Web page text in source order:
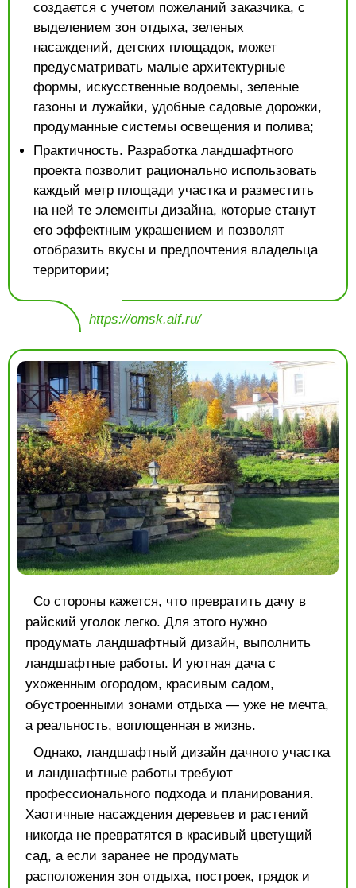
создается с учетом пожеланий заказчика, с
выделением зон отдыха, зеленых
насаждений, детских площадок, может
предусматривать малые архитектурные
формы, искусственные водоемы, зеленые
газоны и лужайки, удобные садовые дорожки,
продуманные системы освещения и полива;
Практичность. Разработка ландшафтного
проекта позволит рационально использовать
каждый метр площади участка и разместить
на ней те элементы дизайна, которые станут
его эффектным украшением и позволят
отобразить вкусы и предпочтения владельца
территории;
https://omsk.aif.ru/
Со стороны кажется, что превратить дачу в
райский уголок легко. Для этого нужно
продумать ландшафтный дизайн, выполнить
ландшафтные работы. И уютная дача с
ухоженным огородом, красивым садом,
обустроенными зонами отдыха — уже не мечта,
а реальность, воплощенная в жизнь.
Однако, ландшафтный дизайн дачного участка
и ландшафтные работы требуют
профессионального подхода и планирования.
Хаотичные насаждения деревьев и растений
никогда не превратятся в красивый цветущий
сад, а если заранее не продумать
расположения зон отдыха, построек, грядок и